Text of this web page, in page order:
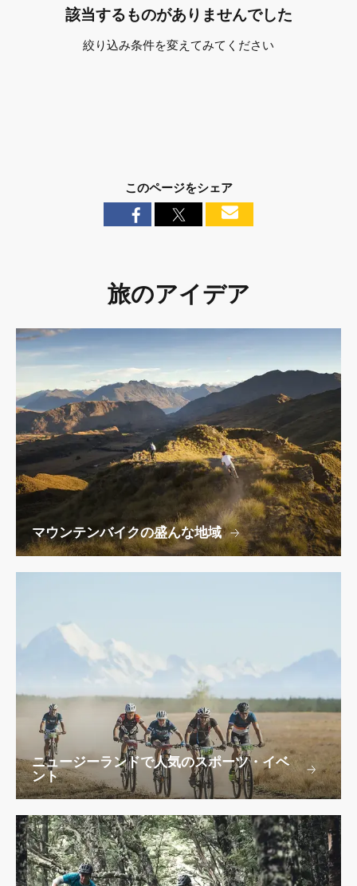
該当するものがありませんでした
絞り込み条件を変えてみてください
このページをシェア
旅のアイデア
マウンテンバイクの盛んな地域
ニュージーランドで人気のスポーツ・イベ
ント